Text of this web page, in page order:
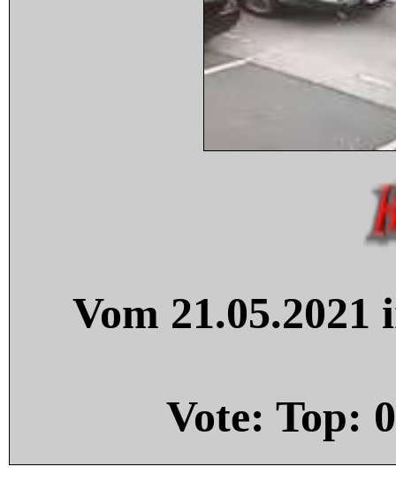
Vom
Vote: Top: 0